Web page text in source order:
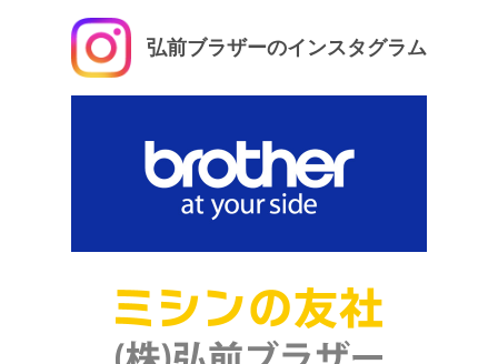
弘前ブラザーのインスタグラム